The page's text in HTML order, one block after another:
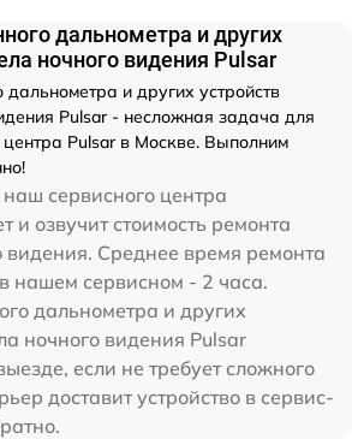
дальнометра и других
ночного видения Pulsar
дальнометра и других устройств
Pulsar - несложная задача для
центра Pulsar в Москве. Выполним
сервисного центра
и озвучит стоимость ремонта
видения. Среднее время ремонта
нашем сервисном - 2 часа.
дальнометра и других
ночного видения Pulsar
если не требует сложного
доставит устройство в сервис-